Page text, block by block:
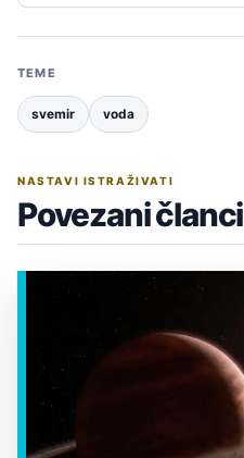
TEME
svemir voda
NASTAVI ISTRAŽIVATI
Povezani članci